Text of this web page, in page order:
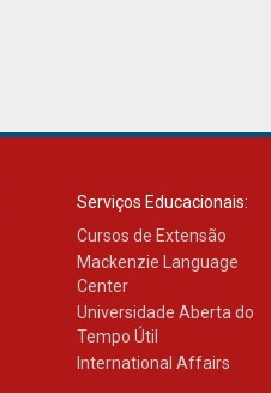
Serviços Educacionais:
Cursos de Extensão
Mackenzie Language
Center
Universidade Aberta do
Tempo Útil
International Affairs